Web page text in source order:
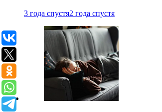
3 года спустя2 года спустя